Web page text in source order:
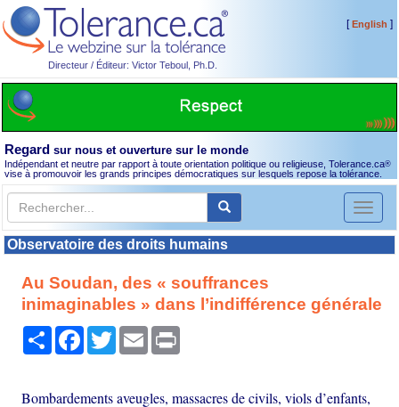
Directeur / Éditeur: Victor Teboul, Ph.D.
[English ]
Regard sur nous et ouverture sur le monde
Indépendant et neutre par rapport à toute orientation politique ou religieuse, Tolerance.ca®
vise à promouvoir les grands principes démocratiques sur lesquels repose la tolérance.
Toggle
Observatoire des droits humains
Au Soudan, des « souffrances
inimaginables » dans l’indifférence générale
PartagerFacebook
TwitterEmail
Bombardements aveugles, massacres de civils, viols d’enfants,